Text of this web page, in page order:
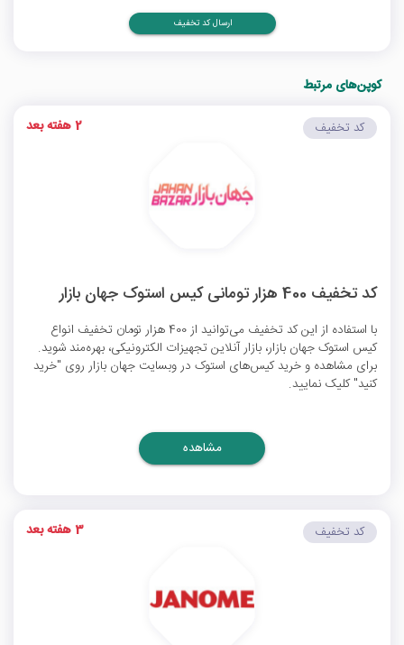
ارسال کد تخفیف
کوپن‌های مرتبط
کد تخفیف 400 هزار تومانی کیس استوک جهان بازار
با استفاده از این کد تخفیف می‌توانید از 400 هزار تومان تخفیف انواع
کیس استوک جهان بازار، بازار آنلاین تجهیزات الکترونیکی، بهره‌مند شوید.
برای مشاهده و خرید کیس‌های استوک در وبسایت جهان بازار روی "خرید
کنید" کلیک نمایید.
کد تخفیف 2 هفته بعد
مشاهده
کد تخفیف 3 هفته بعد